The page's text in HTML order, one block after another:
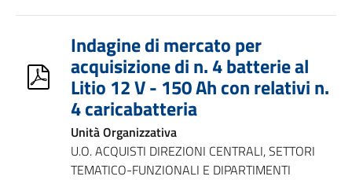
Indagine di mercato per
acquisizione di n. 4 batterie al
Litio 12 V - 150 Ah con relativi n.
4 caricabatteria
Unità Organizzativa
U.O. ACQUISTI DIREZIONI CENTRALI, SETTORI
TEMATICO-FUNZIONALI E DIPARTIMENTI